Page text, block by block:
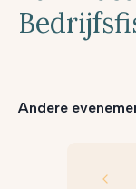
Andere